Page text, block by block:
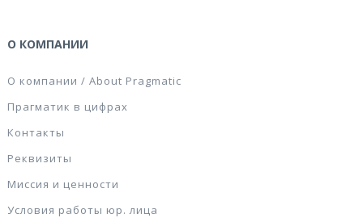
О КОМПАНИИ
О компании / About Pragmatic
Прагматик в цифрах
Контакты
Реквизиты
Миссия и ценности
Условия работы юр. лица